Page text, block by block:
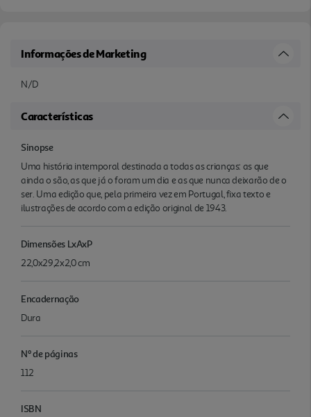
Informações de Marketing
N/D
Características
Sinopse
Uma história intemporal destinada a todas as crianças: as que
ainda o são, as que já o foram um dia e as que nunca deixarão de o
ser. Uma edição que, pela primeira vez em Portugal, fixa texto e
ilustrações de acordo com a edição original de 1943.
Dimensões LxAxP
22,0x29,2x2,0 cm
Encadernação
Dura
Nº de páginas
112
ISBN